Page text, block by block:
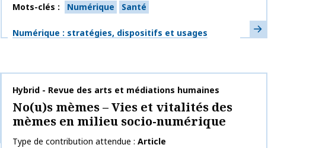
Mots-clés
Numérique Santé
Thématiques
Numérique : stratégies, dispositifs et usages En savoir plus
Nom de la publication
Hybrid - Revue des arts et médiations humaines
No(u)s mèmes – Vies et vitalités des
mèmes en milieu socio-numérique
Type de contribution attendue
Article